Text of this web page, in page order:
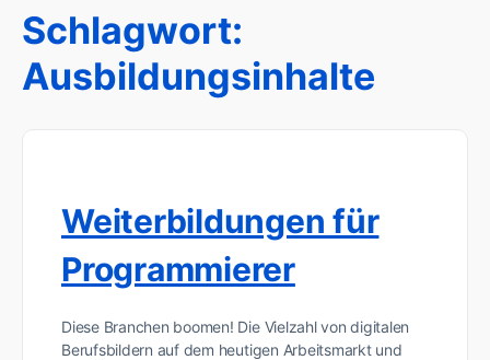
Schlagwort:
Ausbildungsinhalte
Weiterbildungen für
Programmierer
Diese Branchen boomen! Die Vielzahl von digitalen
Berufsbildern auf dem heutigen Arbeitsmarkt und